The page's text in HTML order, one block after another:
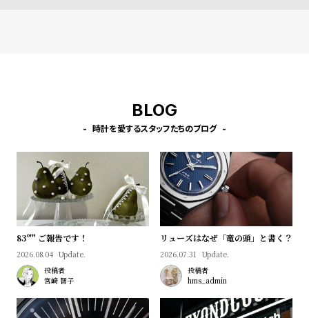
BLOG
時計を愛するスタッフたちのブログ
83º'" ご報告です！
2026.08.04 Update.
投稿者
宮﨑 智子
リューズはなぜ「竜の頭」と書く？
2026.07.31 Update.
投稿者
hms_admin